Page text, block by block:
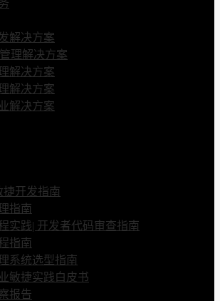
解决方案
理解决方案
解决方案
解决方案
解决方案
捷开发指南
指南
实践| 开发者代码审查指南
指南
系统选型指南
敏捷实践白皮书
报告